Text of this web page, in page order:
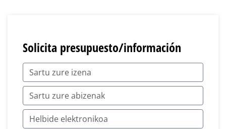
Solicita presupuesto/información